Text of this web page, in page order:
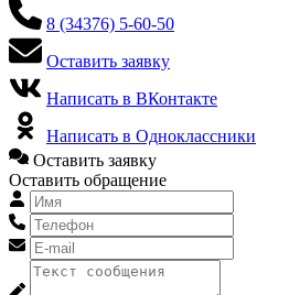
8 (34376) 5-60-50
Оставить заявку
Написать в ВКонтакте
Написать в Одноклассники
Оставить заявку
Оставить обращение